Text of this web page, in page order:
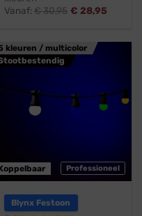
Vanaf:€30,95 € 28,95
kleuren / multicolor
Professioneel
Blynx Festoon